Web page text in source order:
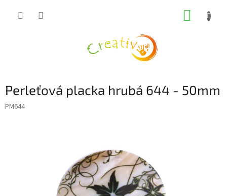
Perleťová placka hrubá 644 - 50mm
PM644